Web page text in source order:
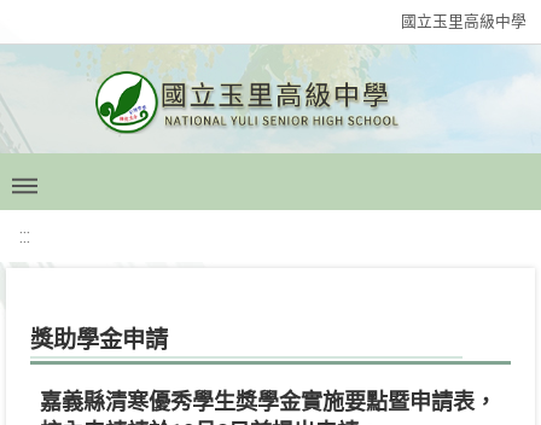
國立玉里高級中學
:::
獎助學金申請
嘉義縣清寒優秀學生獎學金實施要點暨申請表，